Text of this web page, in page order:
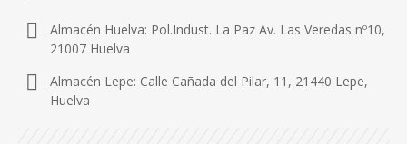
Almacén Huelva: Pol.Indust. La Paz Av. Las Veredas nº10,
21007 Huelva
Almacén Lepe: Calle Cañada del Pilar, 11, 21440 Lepe,
Huelva